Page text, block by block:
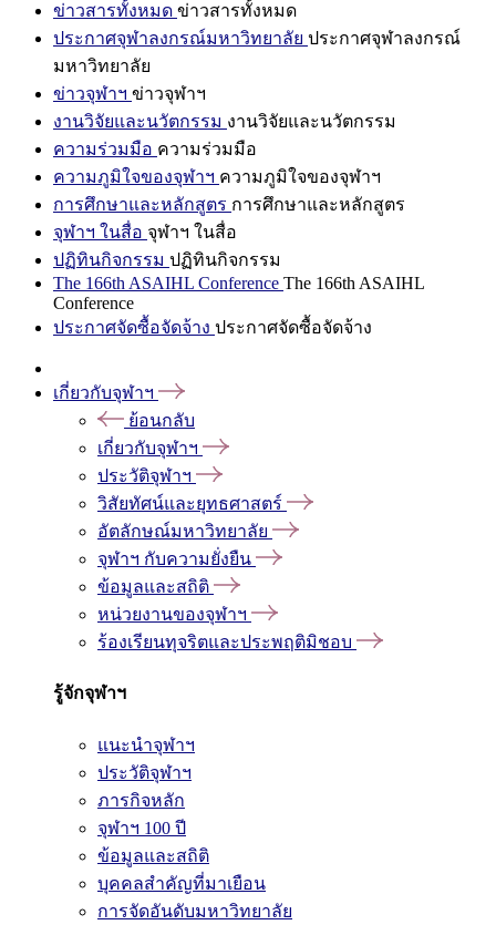
ข่าวสารทั้งหมด ข่าวสารทั้งหมด
ประกาศจุฬาลงกรณ์มหาวิทยาลัย ประกาศจุฬาลงกรณ์
มหาวิทยาลัย
ข่าวจุฬาฯ ข่าวจุฬาฯ
งานวิจัยและนวัตกรรม งานวิจัยและนวัตกรรม
ความร่วมมือ ความร่วมมือ
ความภูมิใจของจุฬาฯ ความภูมิใจของจุฬาฯ
การศึกษาและหลักสูตร การศึกษาและหลักสูตร
จุฬาฯ ในสื่อ จุฬาฯ ในสื่อ
ปฏิทินกิจกรรม ปฏิทินกิจกรรม
The 166th ASAIHL Conference The 166th ASAIHL
Conference
ประกาศจัดซื้อจัดจ้าง ประกาศจัดซื้อจัดจ้าง
เกี่ยวกับจุฬาฯ
ย้อนกลับ
เกี่ยวกับจุฬาฯ
ประวัติจุฬาฯ
วิสัยทัศน์และยุทธศาสตร์
อัตลักษณ์มหาวิทยาลัย
จุฬาฯ กับความยั่งยืน
ข้อมูลและสถิติ
หน่วยงานของจุฬาฯ
ร้องเรียนทุจริตและประพฤติมิชอบ
รู้จักจุฬาฯ
แนะนำจุฬาฯ
ประวัติจุฬาฯ
ภารกิจหลัก
จุฬาฯ 100 ปี
ข้อมูลและสถิติ
บุคคลสำคัญที่มาเยือน
การจัดอันดับมหาวิทยาลัย